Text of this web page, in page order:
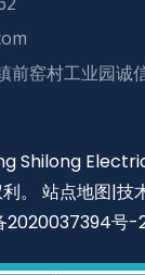
前窑村工业园诚
Shilong
。 站点地图|技
2020037394号-